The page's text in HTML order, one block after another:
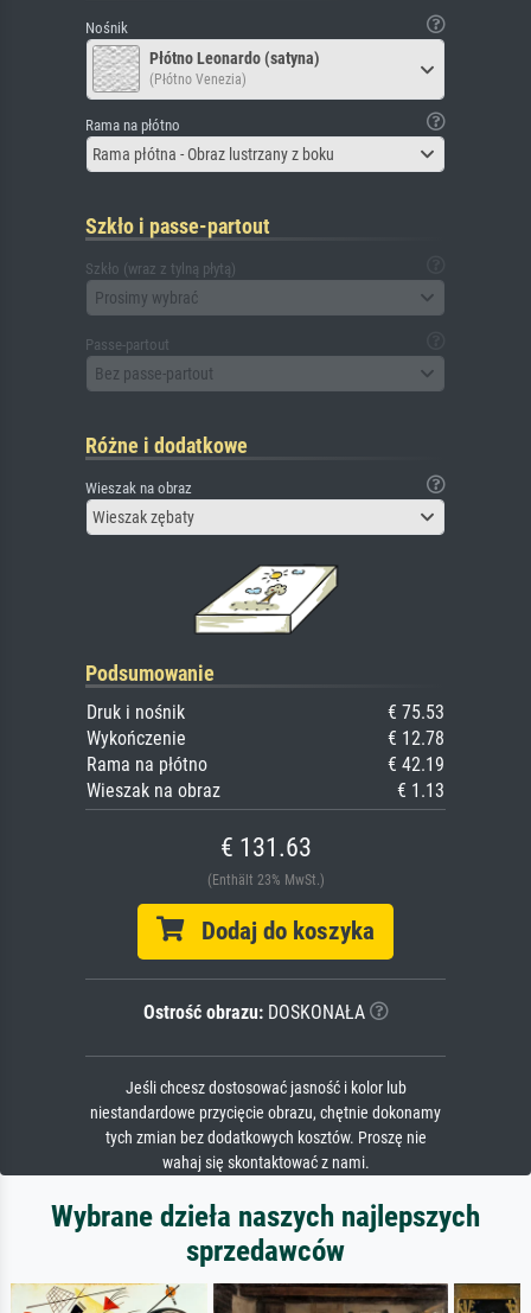
Nośnik
Płótno Leonardo (satyna)
(Płótno Venezia)
Rama na płótno
Rama płótna - Obraz lustrzany z boku
Szkło i passe-partout
Szkło (wraz z tylną płytą)
Prosimy wybrać
Passe-partout
Bez passe-partout
Różne i dodatkowe
Wieszak na obraz
Wieszak zębaty
Podsumowanie
Druk i nośnik
€ 75.53
Wykończenie
€ 12.78
Rama na płótno
€ 42.19
Wieszak na obraz
€ 1.13
€ 131.63
(Enthält 23% MwSt.)
Dodaj do koszyka
Ostrość obrazu:DOSKONAŁA
Jeśli chcesz dostosować jasność i kolor lub
niestandardowe przycięcie obrazu, chętnie dokonamy
tych zmian bez dodatkowych kosztów. Proszę nie
wahaj się skontaktować z nami.
Wybrane dzieła naszych najlepszych
sprzedawców